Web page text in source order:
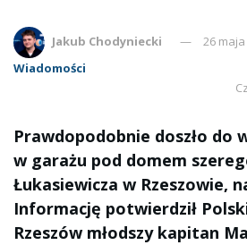
Jakub Chodyniecki
26 maja
Wiadomości
Prawdopodobnie doszło do
w garażu pod domem
Łukasiewicza w Rzeszowie,
Informację potwierdził
Rzeszów młodszy kapitan